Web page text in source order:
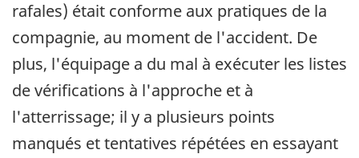
rafales) était conforme aux pratiques de la
compagnie, au moment de l'accident. De
plus, l'équipage a du mal à exécuter les listes
de vérifications à l'approche et à
l'atterrissage; il y a plusieurs points
manqués et tentatives répétées en essayant